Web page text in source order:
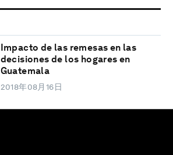
Impacto de las remesas en las
decisiones de los hogares en
Guatemala
2018年08月16日